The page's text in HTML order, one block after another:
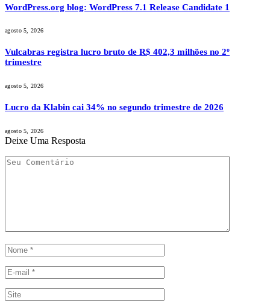
WordPress.org blog: WordPress 7.1 Release Candidate 1
agosto 5, 2026
Vulcabras registra lucro bruto de R$ 402,3 milhões no 2º
trimestre
agosto 5, 2026
Lucro da Klabin cai 34% no segundo trimestre de 2026
agosto 5, 2026
Deixe Uma Resposta